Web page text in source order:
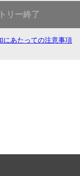
リー終了
にあたっての注意事項